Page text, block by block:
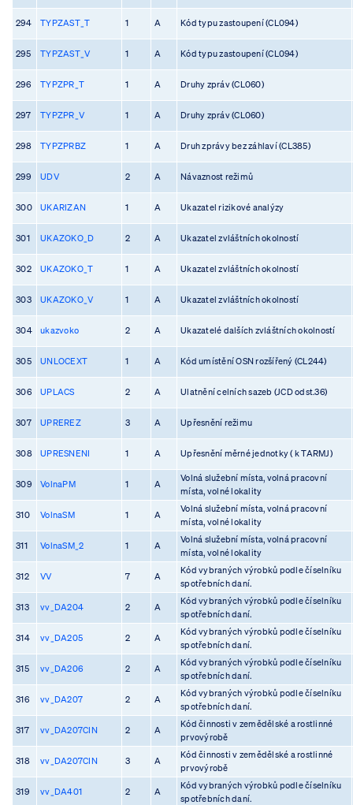
294 TYPZAST_T 1 A Kód typu zastoupení (CL094)
295 TYPZAST_V 1 A Kód typu zastoupení (CL094)
296 TYPZPR_T 1 A Druhy zpráv (CL060)
297 TYPZPR_V 1 A Druhy zpráv (CL060)
298 TYPZPRBZ 1 A Druh zprávy bez záhlaví (CL385)
299 UDV 2 A Návaznost režimů
300 UKARIZAN 1 A Ukazatel rizikové analýzy
301 UKAZOKO_D 2 A Ukazatel zvláštních okolností
302 UKAZOKO_T 1 A Ukazatel zvláštních okolností
303 UKAZOKO_V 1 A Ukazatel zvláštních okolností
304 ukazvoko 2 A Ukazatelé dalších zvláštních okolností
305 UNLOCEXT 1 A Kód umístění OSN rozšířený (CL244)
306 UPLACS 2 A Ulatnění celních sazeb (JCD odst.36)
307 UPREREZ 3 A Upřesnění režimu
308 UPRESNENI 1 A Upřesnění měrné jednotky ( k TARMJ)
309 VolnaPM 1 A
Volná služební místa, volná pracovní
místa, volné lokality
310 VolnaSM 1 A
Volná služební místa, volná pracovní
místa, volné lokality
311 VolnaSM_2 1 A
Volná služební místa, volná pracovní
místa, volné lokality
312 VV 7 A
Kód vybraných výrobků podle číselníku
spotřebních daní.
313 vv_DA204 2 A
Kód vybraných výrobků podle číselníku
spotřebních daní.
314 vv_DA205 2 A
Kód vybraných výrobků podle číselníku
spotřebních daní.
315 vv_DA206 2 A
Kód vybraných výrobků podle číselníku
spotřebních daní.
316 vv_DA207 2 A
Kód vybraných výrobků podle číselníku
spotřebních daní.
317 vv_DA207CIN 2 A
Kód činnosti v zemědělské a rostlinné
prvovýrobě
318 vv_DA207CIN 3 A
Kód činnosti v zemědělské a rostlinné
prvovýrobě
319 vv_DA401 2 A
Kód vybraných výrobků podle číselníku
spotřebních daní.